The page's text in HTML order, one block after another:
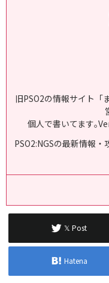
旧PSO2の情報サイト「
個人で書いてます｡
PSO2:NGSの最新情報
𝕏 Post
Hatena